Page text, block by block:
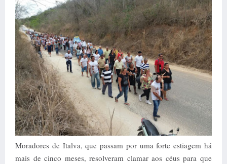
Moradores de Italva, que passam por uma forte estiagem há
mais de cinco meses, resolveram clamar aos céus para que